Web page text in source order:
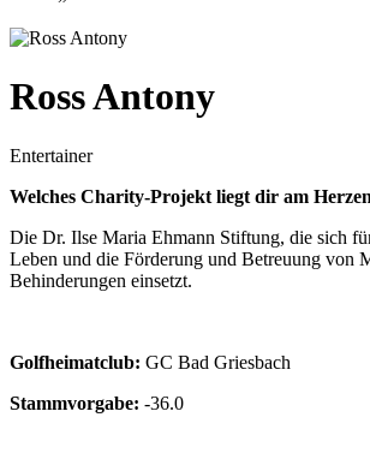
Ross Antony
Entertainer
Welches Charity-Projekt liegt dir am
Die Dr. Ilse Maria Ehmann Stiftung, die sich
Leben und die Förderung und Betreuung von
Behinderungen einsetzt.
Golfheimatclub: GC Bad Griesbach
Stammvorgabe: -36.0